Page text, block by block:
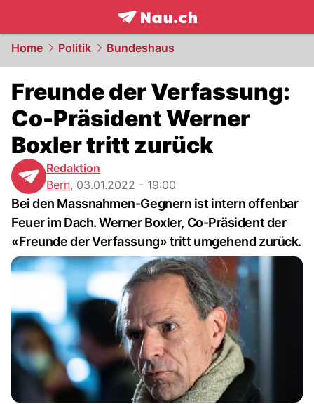
frontpage.NAU.ch
Home Politik Bundeshaus
Freunde der Verfassung:
Co-Präsident Werner
Boxler tritt zurück
Redaktion
Bern, 03.01.2022 - 19:00
Bei den Massnahmen-Gegnern ist intern offenbar
Feuer im Dach. Werner Boxler, Co-Präsident der
«Freunde der Verfassung» tritt umgehend zurück.